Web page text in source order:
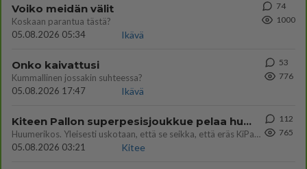
Voiko meidän välit
Koskaan parantua tästä?
05.08.2026 05:34
Ikävä
74
1000
Onko kaivattusi
Kummallinen jossakin suhteessa?
05.08.2026 17:47
Ikävä
53
776
Kiteen Pallon superpesisjoukkue pelaa huumeiden vaikutuksen alaisena
Huumerikos. Yleisesti uskotaan, että se seikka, että eräs KiPan pelaaja kärähtää huumeista, on vain jäävuoren huippu. M
05.08.2026 03:21
Kitee
112
765